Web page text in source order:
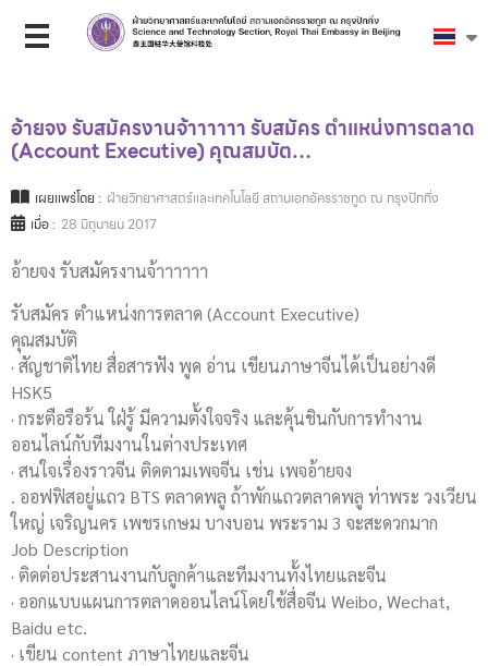
อ้ายจง รับสมัครงานจ้าาาาาา รับสมัคร ตำแหน่งการตลาด
(Account Executive) คุณสมบัต…
เผยแพร่โดย : ฝ่ายวิทยาศาสตร์และเทคโนโลยี สถานเอกอัครราชทูต ณ กรุงปักกิ่ง
เมื่อ : 28 มิถุนายน 2017
อ้ายจง รับสมัครงานจ้าาาาาา
รับสมัคร ตำแหน่งการตลาด (Account Executive)
คุณสมบัติ
· สัญชาติไทย สื่อสารฟัง พูด อ่าน เขียนภาษาจีนได้เป็นอย่างดี
HSK5
· กระตือรือร้น ใฝ่รู้ มีความตั้งใจจริง และคุ้นชินกับการทำงาน
ออนไลน์กับทีมงานในต่างประเทศ
· สนใจเรื่องราวจีน ติดตามเพจจีน เช่น เพจอ้ายจง
. ออฟฟิสอยู่แถว BTS ตลาดพลู ถ้าพักแถวตลาดพลู ท่าพระ วงเวียน
ใหญ่ เจริญนคร เพชรเกษม บางบอน พระราม 3 จะสะดวกมาก
Job Description
· ติดต่อประสานงานกับลูกค้าและทีมงานทั้งไทยและจีน
· ออกแบบแผนการตลาดออนไลน์โดยใช้สื่อจีน Weibo, Wechat,
Baidu etc.
· เขียน content ภาษาไทยและจีน